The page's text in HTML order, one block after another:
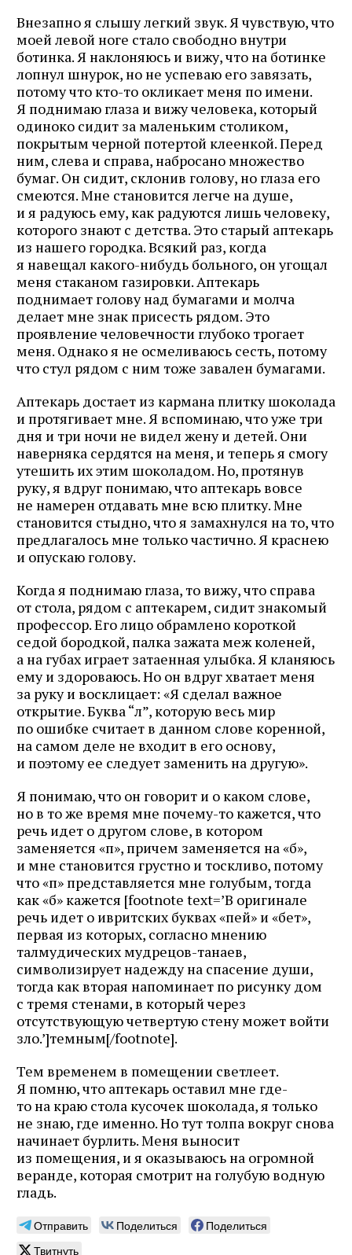
Внезапно я слышу легкий звук. Я чувствую, что
моей левой ноге стало свободно внутри
ботинка. Я наклоняюсь и вижу, что на ботинке
лопнул шнурок, но не успеваю его завязать,
потому что кто-то окликает меня по имени.
Я поднимаю глаза и вижу человека, который
одиноко сидит за маленьким столиком,
покрытым черной потертой клеенкой. Перед
ним, слева и справа, набросано множество
бумаг. Он сидит, склонив голову, но глаза его
смеются. Мне становится легче на душе,
и я радуюсь ему, как радуются лишь человеку,
которого знают с детства. Это старый аптекарь
из нашего городка. Всякий раз, когда
я навещал какого-нибудь больного, он угощал
меня стаканом газировки. Аптекарь
поднимает голову над бумагами и молча
делает мне знак присесть рядом. Это
проявление человечности глубоко трогает
меня. Однако я не осмеливаюсь сесть, потому
что стул рядом с ним тоже завален бумагами.
Аптекарь достает из кармана плитку шоколада
и протягивает мне. Я вспоминаю, что уже три
дня и три ночи не видел жену и детей. Они
наверняка сердятся на меня, и теперь я смогу
утешить их этим шоколадом. Но, протянув
руку, я вдруг понимаю, что аптекарь вовсе
не намерен отдавать мне всю плитку. Мне
становится стыдно, что я замахнулся на то, что
предлагалось мне только частично. Я краснею
и опускаю голову.
Когда я поднимаю глаза, то вижу, что справа
от стола, рядом с аптекарем, сидит знакомый
профессор. Его лицо обрамлено короткой
седой бородкой, палка зажата меж коленей,
а на губах играет затаенная улыбка. Я кланяюсь
ему и здороваюсь. Но он вдруг хватает меня
за руку и восклицает: «Я сделал важное
открытие. Буква “л”, которую весь мир
по ошибке считает в данном слове коренной,
на самом деле не входит в его основу,
и поэтому ее следует заменить на другую».
Я понимаю, что он говорит и о каком слове,
но в то же время мне почему-то кажется, что
речь идет о другом слове, в котором
заменяется «п», причем заменяется на «б»,
и мне становится грустно и тоскливо, потому
что «п» представляется мне голубым, тогда
как «б» кажется [footnote text=’В оригинале
речь идет о ивритских буквах «пей» и «бет»,
первая из которых, согласно мнению
талмудических мудрецов-танаев,
символизирует надежду на спасение души,
тогда как вторая напоминает по рисунку дом
с тремя стенами, в который через
отсутствующую четвертую стену может войти
зло.’]темным[/footnote].
Тем временем в помещении светлеет.
Я помню, что аптекарь оставил мне где-
то на краю стола кусочек шоколада, я только
не знаю, где именно. Но тут толпа вокруг снова
начинает бурлить. Меня выносит
из помещения, и я оказываюсь на огромной
веранде, которая смотрит на голубую водную
гладь.
Отправить Поделиться
Поделиться
Твитнуть